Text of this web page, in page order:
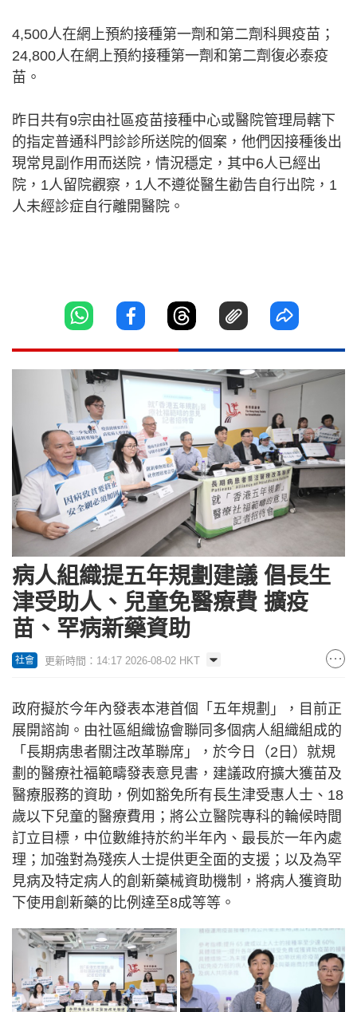
4,500人在網上預約接種第一劑和第二劑科興疫苗；
24,800人在網上預約接種第一劑和第二劑復必泰疫
苗。
昨日共有9宗由社區疫苗接種中心或醫院管理局轄下
的指定普通科門診診所送院的個案，他們因接種後出
現常見副作用而送院，情況穩定，其中6人已經出
院，1人留院觀察，1人不遵從醫生勸告自行出院，1
人未經診症自行離開醫院。
病人組織提五年規劃建議 倡長生
津受助人、兒童免醫療費 擴疫
苗、罕病新藥資助
社會 更新時間：14:17 2026-08-02 HKT
政府擬於今年內發表本港首個「五年規劃」，目前正
展開諮詢。由社區組織協會聯同多個病人組織組成的
「長期病患者關注改革聯席」，於今日（2日）就規
劃的醫療社福範疇發表意見書，建議政府擴大獲苗及
醫療服務的資助，例如豁免所有長生津受惠人士、18
歲以下兒童的醫療費用；將公立醫院專科的輪候時間
訂立目標，中位數維持於約半年內、最長於一年內處
理；加強對為殘疾人士提供更全面的支援；以及為罕
見病及特定病人的創新藥械資助機制，將病人獲資助
下使用創新藥的比例達至8成等等。